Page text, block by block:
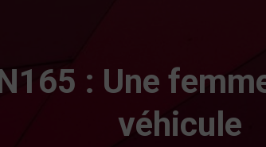
: Une
véhicule